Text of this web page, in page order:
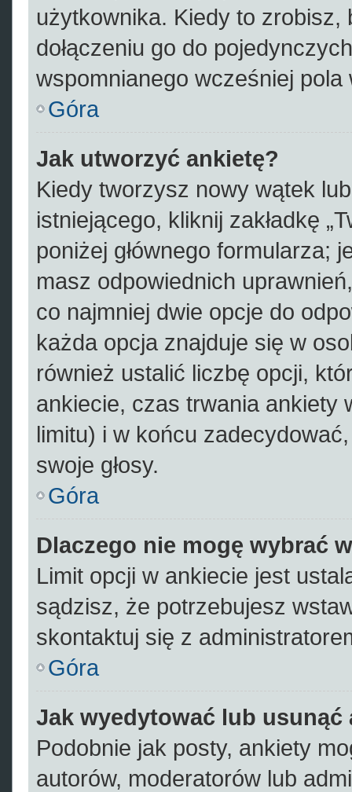
użytkownika. Kiedy to zrobisz,
dołączeniu go do
wspomnianego wcześniej
Góra
Jak utworzyć ankietę?
Kiedy tworzysz nowy wątek
istniejącego, kliknij zakładkę
poniżej głównego formularza;
masz odpowiednich
co najmniej dwie opcje do
każda opcja znajduje się w
również ustalić liczbę opcji,
ankiecie, czas trwania ankiety
limitu) i w końcu
swoje głosy.
Góra
Dlaczego nie mogę wybrać
Limit opcji w ankiecie jest
sądzisz, że potrzebujesz
skontaktuj się z
Góra
Jak wyedytować lub usunąć
Podobnie jak posty, ankiety
autorów, moderatorów lub